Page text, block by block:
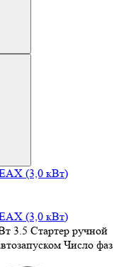
(3,0 кВт)
(3,0 кВт)
3.5 Стартер ручной
Число фаз